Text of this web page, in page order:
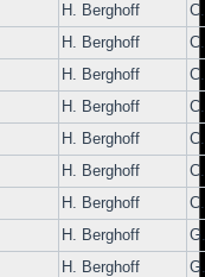
H. Berghoff
H. Berghoff
H. Berghoff
H. Berghoff
H. Berghoff
H. Berghoff
H. Berghoff
H. Berghoff
H. Berghoff